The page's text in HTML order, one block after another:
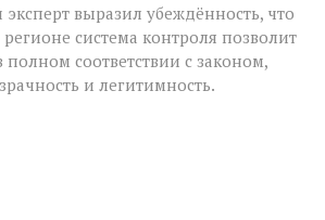
выразил убеждённость, что
система контроля позволит
соответствии с законом,
и легитимность.